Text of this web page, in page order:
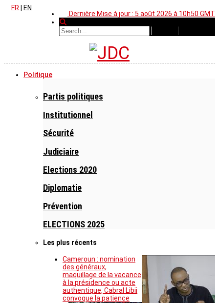
Dernière Mise à jour : 5 août 2026 à 10h50 GMT
FR
EN
Politique
Partis politiques
Institutionnel
Sécurité
Judiciaire
Elections 2020
Diplomatie
Prévention
ELECTIONS 2025
Les plus récents
Cameroun : nomination
des généraux,
maquillage de la vacance
à la présidence ou acte
authentique, Cabral Libii
convoque la patience